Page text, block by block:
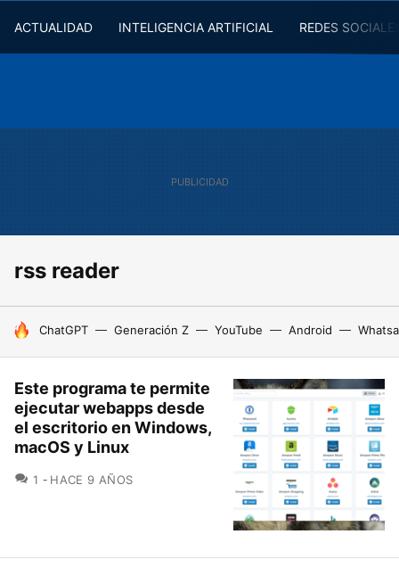
ACTUALIDAD INTELIGENCIA ARTIFICIAL REDES
rss reader
HOY SE HABLA DE
ChatGPT Generación Z YouTube Android
Este programa te permite
ejecutar webapps desde
el escritorio en Windows,
macOS y Linux
1 COMENTARIOS
HACE 9 AÑOS